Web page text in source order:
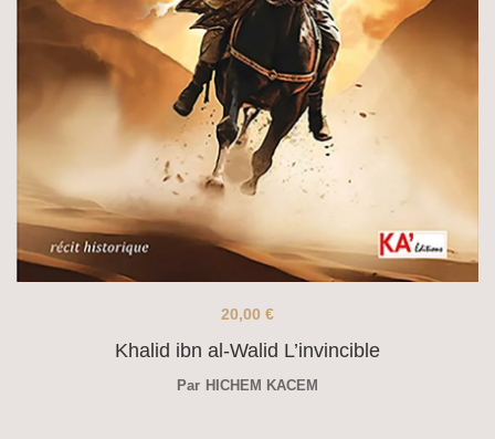
Khalid ibn al-Walid L’invincible
20,00 €
Par HICHEM KACEM